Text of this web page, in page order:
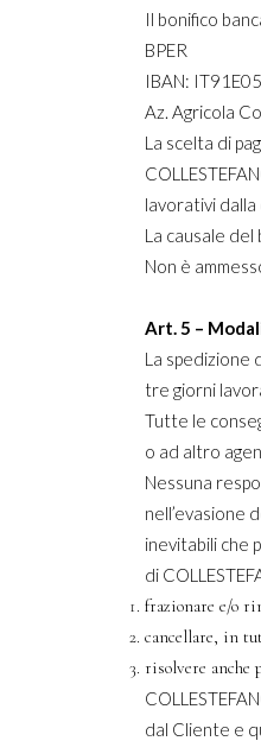
Il bonifico
BPER
IBAN:
Az. Agricola
La scelta di
lavorativi
La causale
Non è
Art. 5 –
La spedizione
tre giorni
Tutte le
o ad altro
Nessuna
nell’evasione
inevitabili che
di
frazionare e/o
cancellare, in
risolvere anche
dal Cliente e